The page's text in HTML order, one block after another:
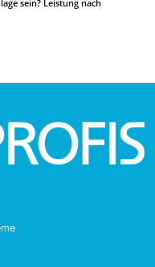
sein? Leistung nach